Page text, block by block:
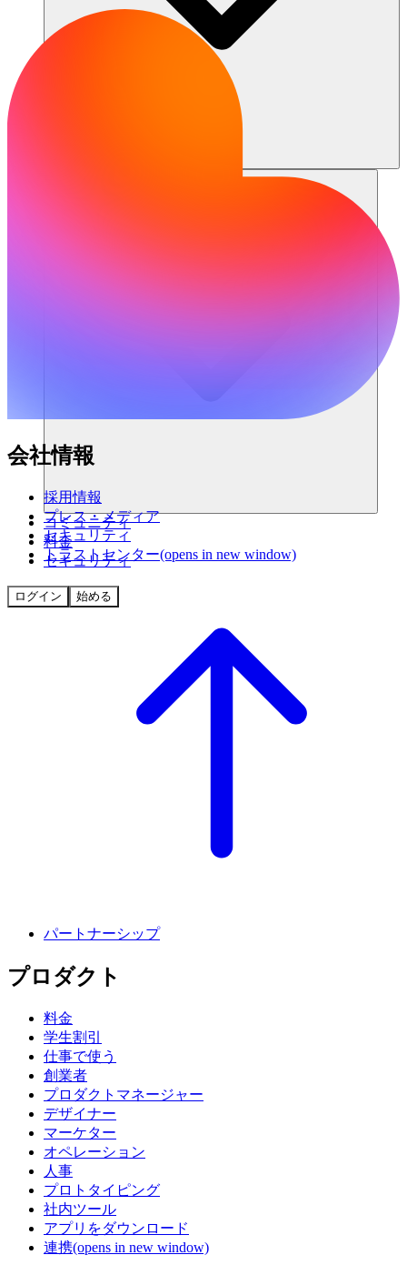
コミュニティ
料金
セキュリティ
ログイン 始める
会社情報
採用情報
プレス・メディア
セキュリティ
トラストセンター(opens in new window)
パートナーシップ
プロダクト
料金
学生割引
仕事で使う
創業者
プロダクトマネージャー
デザイナー
マーケター
オペレーション
人事
プロトタイピング
社内ツール
アプリをダウンロード
連携(opens in new window)